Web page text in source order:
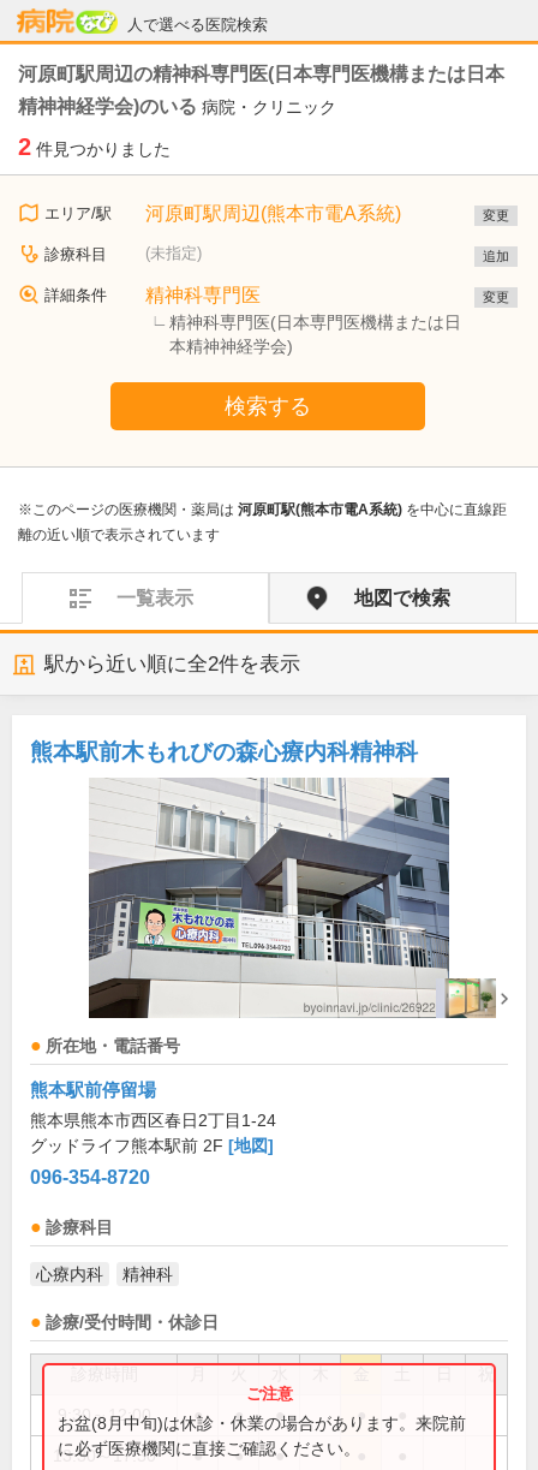
人で選べる医院検索
病院なび
河原町駅周辺の精神科専門医(日本専門医機構または日本
精神神経学会)のいる 病院・クリニック
2 件見つかりました
エリア/駅 河原町駅周辺(熊本市電A系統) 変更
診療科目 (未指定) 追加
詳細条件 精神科専門医
精神科専門医(日本専門医機構または日
本精神神経学会)
変更
検索する
※このページの医療機関・薬局は 河原町駅(熊本市電A系統) を中心に直線距
離の近い順で表示されています
一覧表示 地図で検索
駅から近い順に全2件を表示
熊本駅前木もれびの森心療内科精神科
所在地・電話番号
熊本駅前停留場
熊本県熊本市西区春日2丁目1-24
グッドライフ熊本駅前 2F [地図]
096-354-8720
診療科目
心療内科 精神科
診療/受付時間・休診日
祝
9:30～12:00 ● ● ● ●
13:30～17:30 ● ● ●
お盆(8月中旬)は休診・休業の場合があります。来院前
に必ず医療機関に直接ご確認ください。